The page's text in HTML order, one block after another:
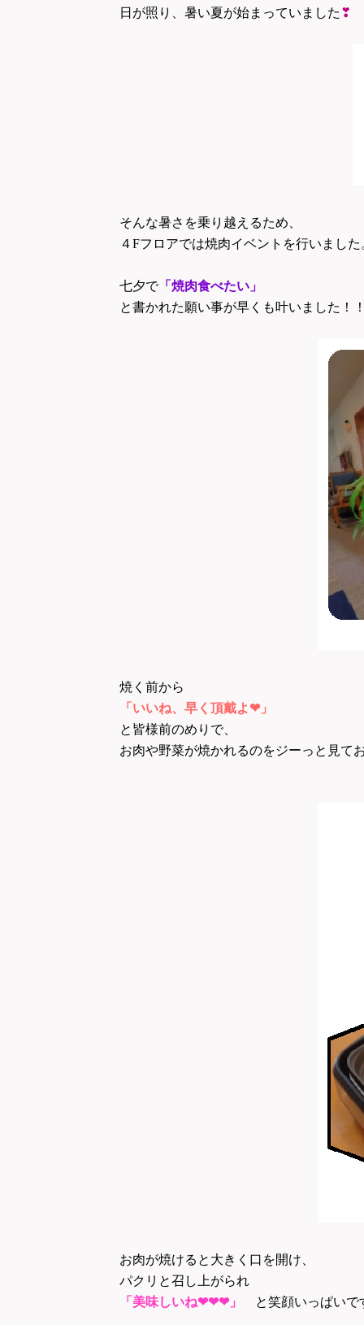
日が照り、暑い夏が始まっていました ❣
そんな暑さを乗り越えるため、
４Fフロアでは焼肉イベントを行いました
七夕で「焼肉食べたい」
と書かれた願い事が早くも叶いました！
焼く前から
「いいね、早く頂戴よ❤」
と皆様前のめりで、
お肉や野菜が焼かれるのをジーっと見て
お肉が焼けると大きく口を開け、
パクリと召し上がられ
「美味しいね❤❤❤」
と笑顔いっぱいで